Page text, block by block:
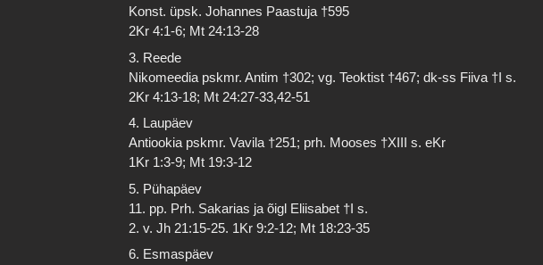
Konst. üpsk. Johannes Paastuja †595
2Kr 4:1-6; Mt 24:13-28
3. Reede
Nikomeedia pskmr. Antim †302; vg. Teoktist †467; dk-ss Fiiva †I s.
2Kr 4:13-18; Mt 24:27-33,42-51
4. Laupäev
Antiookia pskmr. Vavila †251; prh. Mooses †XIII s. eKr
1Kr 1:3-9; Mt 19:3-12
5. Pühapäev
11. pp. Prh. Sakarias ja õigl Eliisabet †I s.
2. v. Jh 21:15-25. 1Kr 9:2-12; Mt 18:23-35
6. Esmaspäev